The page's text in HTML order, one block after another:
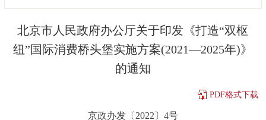
决策公开 专题公开
政务服务
北京市人民政府办公厅关于印发《打造“双枢
纽”国际消费桥头堡实施方案(2021—2025年)》
的通知
PDF格式下载
京政办发〔2022〕4号